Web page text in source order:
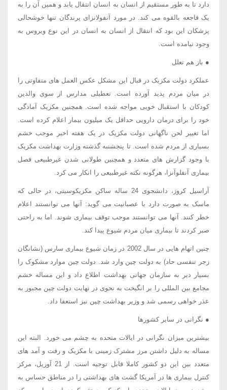
دارد تا به طور مستقیم از انسان به انسان انتقال یابد و همین آن را به
یک فاجعه بالقوه می کند. در مورد آنفولانزای پرندگان تنها خوشحالی
پزشکان این بود که انتقال از انسان به انسان در این نوع ویروس به
وجود نیامده است.
● باز هم تعلل
عملکرد دولت مکزیک در قبال این مشکل عکس العمل های متفاوتی را
در میان مردم پدید آورده است. تعطیلی مدارس از سوی والدین
کودکان با استقبال خوبی مواجه شده است. همچنین مکزیک آمادگی
خود را برای درمان دارویی حداقل یک میلیون بیمار اعلام کرده است.
اما تغییر لحن ناگهانی دولت مکزیک در یک هفته اخیر موجب خشم
بسیاری از مردم شده است. تا پنجشنبه گذشته وزارت بهداشت مکزیک
با وجود گزارش های متعدد و همچنین طولانی شدن غیرطبیعی فصل
بیماری آنفلوآنزا، هرگونه نکته غیرطبیعی را انکار می کرد.
آراسیل کروز، دانشجوی 24 ساله ساکن مکزیکوسیتی، در حالی که
ماسک به صورت دارد با عصبانیت می گوید: آنها می توانستند اعلام
خطر کنند. آنها می توانستند موجب توقف بیماری شوند. اما به راحتی
صبر کردند تا بیماری میان مردم شیوع پیدا کند.
چنین اتهام هایی در سال 2002 در زمان شیوع بیماری سارس (نشانگان
زجر تنفسی حاد) به دولت چین وارد شد. دولت چین موارد مشکوک را
بسیار دیر به سازمان جهانی بهداشت اطلاع داد و این مساله خشم
مجامع بین المللی را بر انگیخت به نحوی در نهایت دولت چین مجبور به
عذر خواهی رسمی شد و وزیر بهداشت چین نیز استعفا داد.
● نگرانی در سایر کشورها
بیشترین میزان نگرانی در ایالات متحده به چشم می خورد. البته این
مساله به دلیل داشتن مرز مشترک زمینی با مکزیک و رفت و آمد های
متعدد بین این دو کشور کاملا قابل توجیه است. از 21 آوریل، مرکز
کنترل بیماری ها در آمریکا گشت های بهداشتی را در مناطق حساس به